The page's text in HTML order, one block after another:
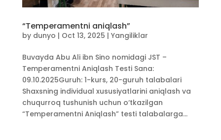
“Temperamentni aniqlash”
by dunyo | Oct 13, 2025 | Yangiliklar
Buvayda Abu Ali ibn Sino nomidagi JST –
Temperamentni Aniqlash Testi Sana:
09.10.2025Guruh: 1-kurs, 20-guruh talabalari
Shaxsning individual xususiyatlarini aniqlash va
chuqurroq tushunish uchun o‘tkazilgan
“Temperamentni Aniqlash” testi talabalarga...